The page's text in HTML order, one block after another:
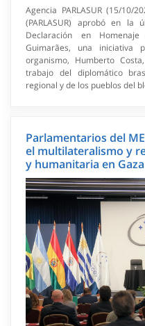
Agencia PARLASUR (15/10/
(PARLASUR) aprobó en la
Declaración en
Guimarães, una iniciativa
organismo, Humberto
trabajo del diplomático
regional y de los pueblos del
Parlamentarios del
el multilateralismo y
y humanitaria en Gaza